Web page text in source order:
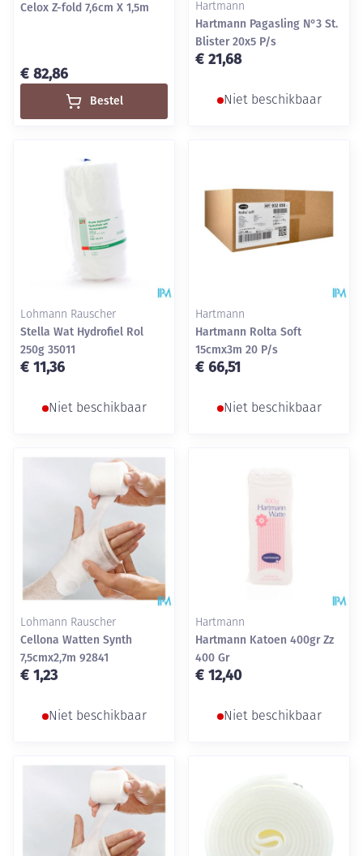
Celox Z-fold 7,6cm X 1,5m
€ 82,86
Bestel
Hartmann
Hartmann Pagasling N°3 St.
Blister 20x5 P/s
€ 21,68
Niet beschikbaar
Lohmann Rauscher
Stella Wat Hydrofiel Rol
250g 35011
€ 11,36
Niet beschikbaar
Hartmann
Hartmann Rolta Soft
15cmx3m 20 P/s
€ 66,51
Niet beschikbaar
Lohmann Rauscher
Cellona Watten Synth
7,5cmx2,7m 92841
€ 1,23
Niet beschikbaar
Hartmann
Hartmann Katoen 400gr Zz
400 Gr
€ 12,40
Niet beschikbaar